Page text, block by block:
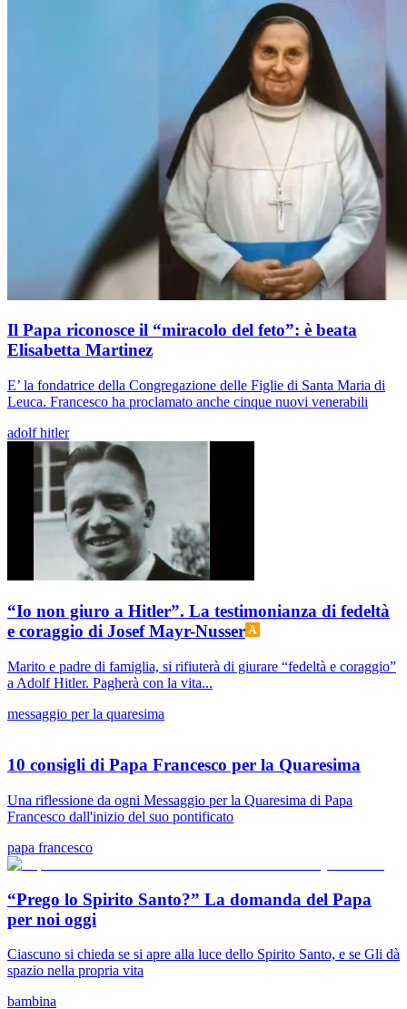
Il Papa riconosce il “miracolo del feto”: è beata
Elisabetta Martinez
E’ la fondatrice della Congregazione delle Figlie di Santa Maria di
Leuca. Francesco ha proclamato anche cinque nuovi venerabili
adolf hitler
“Io non giuro a Hitler”. La testimonianza di fedeltà
e coraggio di Josef Mayr-Nusser
Marito e padre di famiglia, si rifiuterà di giurare “fedeltà e coraggio”
a Adolf Hitler. Pagherà con la vita...
messaggio per la quaresima
10 consigli di Papa Francesco per la Quaresima
Una riflessione da ogni Messaggio per la Quaresima di Papa
Francesco dall'inizio del suo pontificato
papa francesco
“Prego lo Spirito Santo?” La domanda del Papa
per noi oggi
Ciascuno si chieda se si apre alla luce dello Spirito Santo, e se Gli dà
spazio nella propria vita
bambina